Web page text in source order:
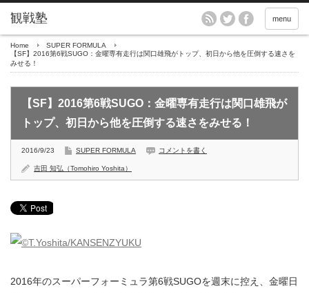
menu
Home
SUPER FORMULA
【SF】2016第6戦SUGO：金曜専有走行は関口雄飛がトップ、初日から他を圧倒する速さを
みせる！
【SF】2016第6戦SUGO：金曜専有走行は関口雄飛が
トップ、初日から他を圧倒する速さをみせる！
2016/9/23 SUPER FORMULA コメントを書く
吉田 知弘（Tomohiro Yoshita）
2016年のスーパーフォーミュラ第6戦SUGOを週末に控え、金曜日